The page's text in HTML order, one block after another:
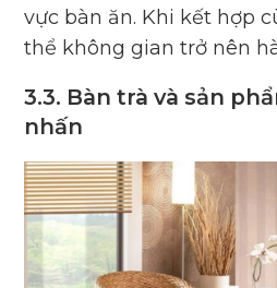
vực bàn ăn. Khi kết hợp
thể không gian trở nên
3.3. Bàn trà và sản
nhấn